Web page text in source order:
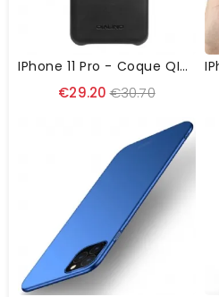
IPhone 11 Pro - Coque QIALINO Cuir Premium
€29.20 €30.70